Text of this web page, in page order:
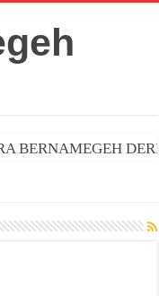
BERNAMEGEH